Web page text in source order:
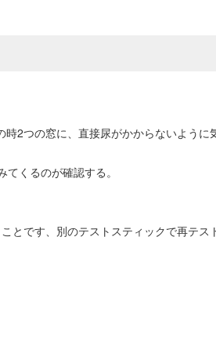
2つの窓に、直接尿がかからないように
くるのが確認する。
とです、別のテストスティックで再テス